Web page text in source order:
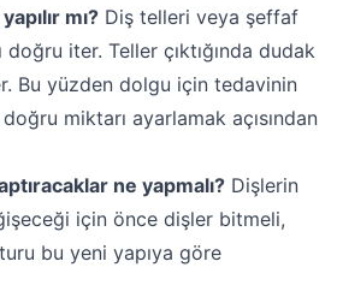
mı? Diş telleri veya şeffaf
doğru iter. Teller çıktığında dudak
Bu yüzden dolgu için tedavinin
miktarı ayarlamak açısından
ne yapmalı? Dişlerin
için önce dişler bitmeli,
bu yeni yapıya göre